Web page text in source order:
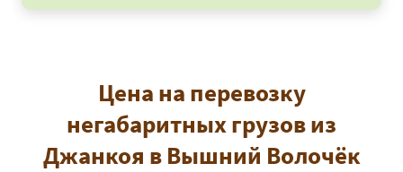
Цена на перевозку
негабаритных грузов из
Джанкоя в Вышний Волочёк